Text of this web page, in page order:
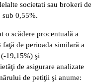
societati sau brokeri de
sub 0,55%.
o scădere procentuală a
de perioada similară a
19,15%) şi
de asigurare analizate
de petiţii şi anume: